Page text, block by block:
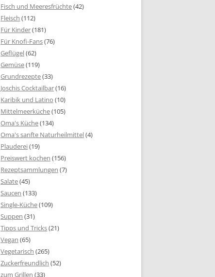
Fisch und Meeresfrüchte(42)
Fleisch (112)
Für Kinder(181)
Für Knofi-Fans(76)
Geflügel(62)
Gemüse(119)
Grundrezepte(33)
Joschis Cocktailbar(16)
Karibik und Latino (10)
Mittelmeerküche(105)
Oma's Küche(134)
Oma's sanfte Naturheilmittel(4)
Plauderei(19)
Preiswert kochen (156)
Rezeptsammlungen (7)
Salate(45)
Saucen (133)
Single-Küche(109)
Suppen (31)
Tipps und Tricks(21)
Vegan (65)
Vegetarisch (265)
Zuckerfreundlich (52)
zum Grillen (33)